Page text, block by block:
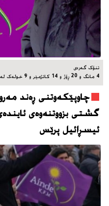
تنۆک گەردی
4 مانگ و 20 ڕۆژ و 14 کاتژمێر و 9 خوله‌ک له‌مه‌وپێش‌
چاوپێکەوتنی ڕەند
گشتی بزووتنەوەی
ئیسڕائیل پرێس